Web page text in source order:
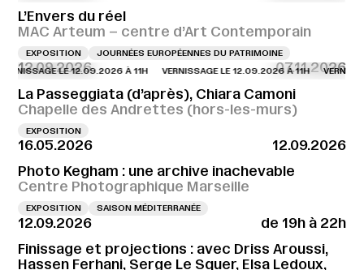
L’Envers du réel
MAC Arteum – centre d’Art Contemporain
EXPOSITION JOURNÉES EUROPÉENNES DU PATRIMOINE
12.09.2026 07.11.2026
LE 12.09.2026 À 11H VERNISSAGE LE 12.09.2026 À 11H
La Passeggiata (d’après), Chiara Camoni
Chapelle des Andrettes (hors-les-murs)
EXPOSITION
16.05.2026
12.09.2026
Photo Kegham : une archive inachevable
Centre Photographique Marseille
EXPOSITION SAISON MÉDITERRANÉE
12.09.2026
de 19h à 22h
Finissage et projections : avec Driss Aroussi,
Hassen Ferhani, Serge Le Squer, Elsa Ledoux,